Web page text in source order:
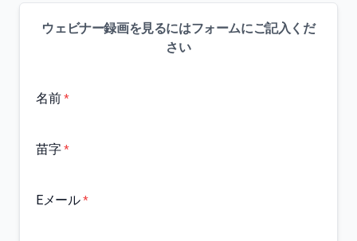
ウェビナー録画を見るにはフォームにご記入くだ
さい
名前*
苗字*
Eメール*